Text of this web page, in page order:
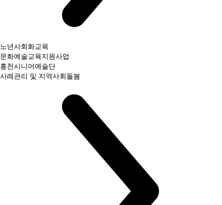
노년사회화교육
문화예술교육지원사업
홍천시니어예술단
사례관리 및 지역사회돌봄